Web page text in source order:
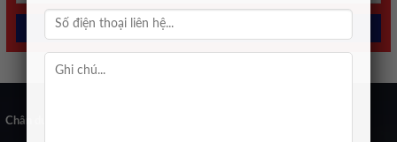
Chân dung CEO